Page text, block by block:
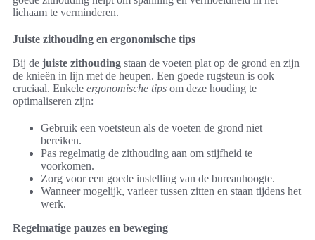
lichaam te verminderen.
Juiste zithouding en ergonomische tips
Bij de juiste zithouding staan de voeten plat op de grond en zijn
de knieën in lijn met de heupen. Een goede rugsteun is ook
cruciaal. Enkele ergonomische tips om deze houding te
optimaliseren zijn:
Gebruik een voetsteun als de voeten de grond niet
bereiken.
Pas regelmatig de zithouding aan om stijfheid te
voorkomen.
Zorg voor een goede instelling van de bureauhoogte.
Wanneer mogelijk, varieer tussen zitten en staan tijdens het
werk.
Regelmatige pauzes en beweging